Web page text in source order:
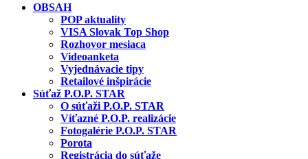
OBSAH
POP aktuality
VISA Slovak Top Shop
Rozhovor mesiaca
Videoanketa
Vyjednávacie tipy
Retailové inšpirácie
Súťaž P.O.P. STAR
O súťaži P.O.P. STAR
Víťazné P.O.P. realizácie
Fotogalérie P.O.P. STAR
Porota
Registrácia do súťaže